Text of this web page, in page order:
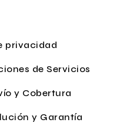
privacidad
de Servicios
y Cobertura
y Garantía